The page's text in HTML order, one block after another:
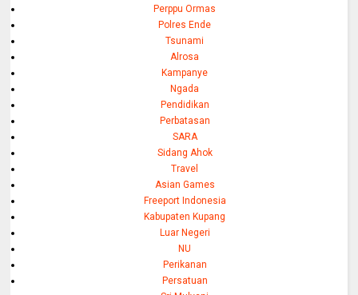
Perppu Ormas
Polres Ende
Tsunami
Alrosa
Kampanye
Ngada
Pendidikan
Perbatasan
SARA
Sidang Ahok
Travel
Asian Games
Freeport Indonesia
Kabupaten Kupang
Luar Negeri
NU
Perikanan
Persatuan